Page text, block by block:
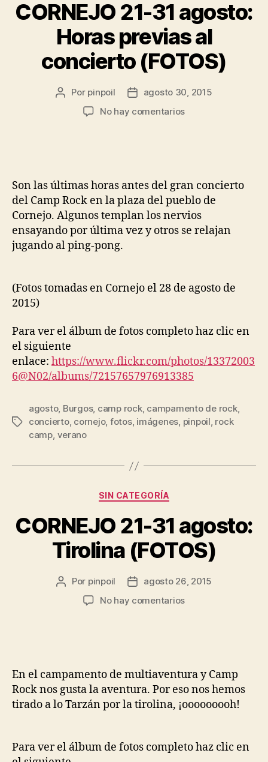
CORNEJO 21-31 agosto:
Horas previas al
concierto (FOTOS)
Por pinpoil
agosto 30, 2015
No hay comentarios
Son las últimas horas antes del gran concierto
del Camp Rock en la plaza del pueblo de
Cornejo. Algunos templan los nervios
ensayando por última vez y otros se relajan
jugando al ping-pong.
(Fotos tomadas en Cornejo el 28 de agosto de
2015)
Para ver el álbum de fotos completo haz clic en
el siguiente
enlace: https://www.flickr.com/photos/13372003
6@N02/albums/72157657976913385
agosto, Burgos, camp rock, campamento de rock,
concierto, cornejo, fotos, imágenes, pinpoil, rock
camp, verano
SIN CATEGORÍA
CORNEJO 21-31 agosto:
Tirolina (FOTOS)
Por pinpoil
agosto 26, 2015
No hay comentarios
En el campamento de multiaventura y Camp
Rock nos gusta la aventura. Por eso nos hemos
tirado a lo Tarzán por la tirolina, ¡ooooooooh!
Para ver el álbum de fotos completo haz clic en